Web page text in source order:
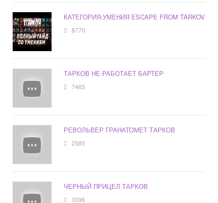
КАТЕГОРИЯ:УМЕНИЯ ESCAPE FROM TARKOV
8770
ТАРКОВ НЕ РАБОТАЕТ БАРТЕР
7465
РЕВОЛЬВЕР ГРАНАТОМЕТ ТАРКОВ
2585
ЧЕРНЫЙ ПРИЦЕЛ ТАРКОВ
3096